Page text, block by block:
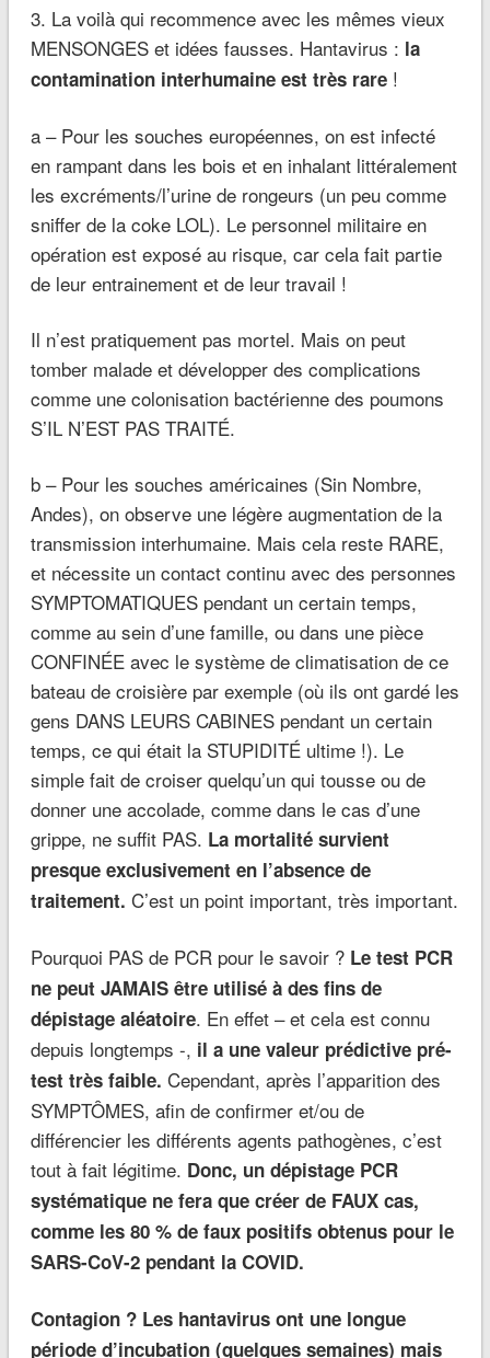
3. La voilà qui recommence avec les mêmes vieux
MENSONGES et idées fausses. Hantavirus : la
contamination interhumaine est très rare!
a – Pour les souches européennes, on est infecté
en rampant dans les bois et en inhalant littéralement
les excréments/l’urine de rongeurs (un peu comme
sniffer de la coke LOL). Le personnel militaire en
opération est exposé au risque, car cela fait partie
de leur entrainement et de leur travail !
Il n’est pratiquement pas mortel. Mais on peut
tomber malade et développer des complications
comme une colonisation bactérienne des poumons
S’IL N’EST PAS TRAITÉ.
b – Pour les souches américaines (Sin Nombre,
Andes), on observe une légère augmentation de la
transmission interhumaine. Mais cela reste RARE,
et nécessite un contact continu avec des personnes
SYMPTOMATIQUES pendant un certain temps,
comme au sein d’une famille, ou dans une pièce
CONFINÉE avec le système de climatisation de ce
bateau de croisière par exemple (où ils ont gardé les
gens DANS LEURS CABINES pendant un certain
temps, ce qui était la STUPIDITÉ ultime !). Le
simple fait de croiser quelqu’un qui tousse ou de
donner une accolade, comme dans le cas d’une
grippe, ne suffit PAS. La mortalité survient
presque exclusivement en l’absence de
traitement. C’est un point important, très important.
Pourquoi PAS de PCR pour le savoir ?Le test PCR
ne peut JAMAIS être utilisé à des fins de
dépistage aléatoire. En effet – et cela est connu
depuis longtemps -, il a une valeur prédictive pré-
test très faible. Cependant, après l’apparition des
SYMPTÔMES, afin de confirmer et/ou de
différencier les différents agents pathogènes, c’est
tout à fait légitime. Donc, un dépistage PCR
systématique ne fera que créer de FAUX cas,
comme les 80 % de faux positifs obtenus pour le
SARS-CoV-2 pendant la COVID.
Contagion ? Les hantavirus ont une longue
période d’incubation (quelques semaines) mais